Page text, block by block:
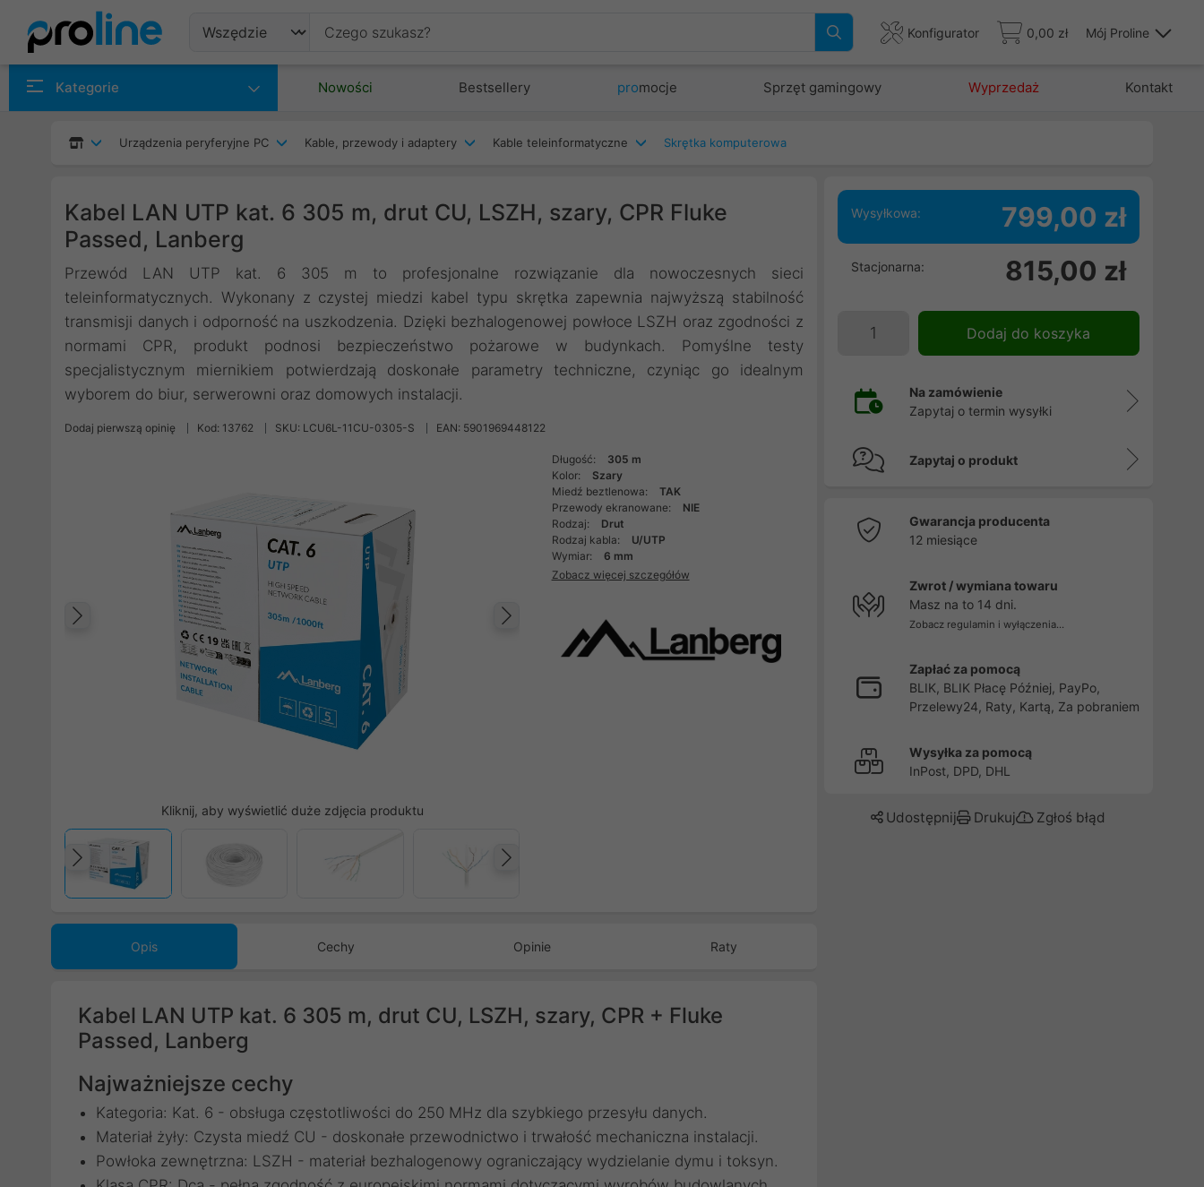
Konfigurator 0,00 zł Mój Proline
Kategorie Nowości Bestsellery promocje Sprzęt gamingowy Wyprzedaż Kontakt
Urządzenia peryferyjne PC Kable, przewody i adaptery Kable teleinformatyczne Skrętka komputerowa
Kabel LAN UTP kat. 6 305 m, drut CU, LSZH, szary, CPR Fluke
Passed, Lanberg
Przewód LAN UTP kat. 6 305 m to profesjonalne rozwiązanie dla nowoczesnych sieci
teleinformatycznych. Wykonany z czystej miedzi kabel typu skrętka zapewnia najwyższą stabilność
transmisji danych i odporność na uszkodzenia. Dzięki bezhalogenowej powłoce LSZH oraz zgodności z
normami CPR, produkt podnosi bezpieczeństwo pożarowe w budynkach. Pomyślne testy
specjalistycznym miernikiem potwierdzają doskonałe parametry techniczne, czyniąc go idealnym
wyborem do biur, serwerowni oraz domowych instalacji.
Dodaj pierwszą opinię Kod: 13762 SKU: LCU6L-11CU-0305-S EAN: 5901969448122
Następny
Poprzedni
Kliknij, aby wyświetlić duże zdjęcia produktu
Poprzedni
Długość:
305 m
Kolor:
Szary
Miedź beztlenowa:
TAK
Przewody ekranowane:
NIE
Rodzaj:
Drut
Rodzaj kabla:
U/UTP
Wymiar:
6 mm
Zobacz więcej szczegółów
Opis Cechy Opinie Raty
Kabel LAN UTP kat. 6 305 m, drut CU, LSZH, szary, CPR + Fluke
Passed, Lanberg
Najważniejsze cechy
Kategoria: Kat. 6 - obsługa częstotliwości do 250 MHz dla szybkiego przesyłu danych.
Materiał żyły: Czysta miedź CU - doskonałe przewodnictwo i trwałość mechaniczna instalacji.
Powłoka zewnętrzna: LSZH - materiał bezhalogenowy ograniczający wydzielanie dymu i toksyn.
Wysyłkowa: 799,00 zł
Stacjonarna: 815,00 zł
Dodaj do koszyka
Na zamówienie
Zapytaj o termin wysyłki
Zapytaj o produkt
Gwarancja producenta
12 miesiące
Zwrot / wymiana towaru
Masz na to 14 dni.
Zobacz regulamin i wyłączenia...
Zapłać za pomocą
BLIK, BLIK Płacę Później, PayPo,
Przelewy24, Raty, Kartą, Za pobraniem
Wysyłka za pomocą
InPost, DPD, DHL
Udostępnij Drukuj Zgłoś błąd